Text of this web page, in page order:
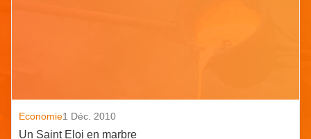
Economie1 Déc. 2010
Un Saint Eloi en marbre